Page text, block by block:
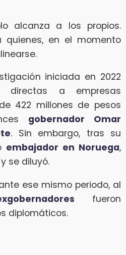
alcanza a los propios.
quienes, en el momento
iniciada en 2022
directas a empresas
422 millones de pesos
gobernador Omar
. Sin embargo, tras su
embajador en Noruega,
se diluyó.
ese mismo periodo, al
fueron
diplomáticos.